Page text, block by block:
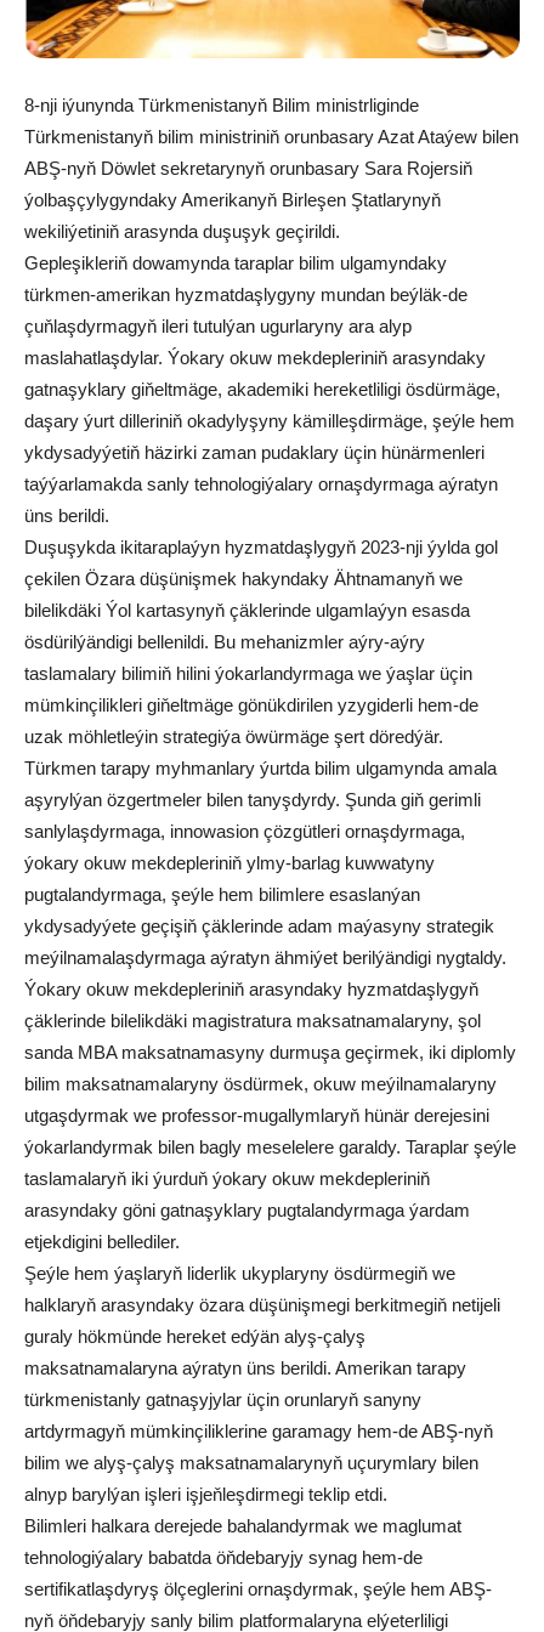
8-nji iýunynda Türkmenistanyň Bilim ministrliginde
Türkmenistanyň bilim ministriniň orunbasary Azat Ataýew bilen
ABŞ-nyň Döwlet sekretarynyň orunbasary Sara Rojersiň
ýolbaşçylygyndaky Amerikanyň Birleşen Ştatlarynyň
wekiliýetiniň arasynda duşuşyk geçirildi.
Gepleşikleriň dowamynda taraplar bilim ulgamyndaky
türkmen-amerikan hyzmatdaşlygyny mundan beýläk-de
çuňlaşdyrmagyň ileri tutulýan ugurlaryny ara alyp
maslahatlaşdylar. Ýokary okuw mekdepleriniň arasyndaky
gatnaşyklary giňeltmäge, akademiki hereketliligi ösdürmäge,
daşary ýurt dilleriniň okadylyşyny kämilleşdirmäge, şeýle hem
ykdysadyýetiň häzirki zaman pudaklary üçin hünärmenleri
taýýarlamakda sanly tehnologiýalary ornaşdyrmaga aýratyn
üns berildi.
Duşuşykda ikitaraplaýyn hyzmatdaşlygyň 2023-nji ýylda gol
çekilen Özara düşünişmek hakyndaky Ähtnamanyň we
bilelikdäki Ýol kartasynyň çäklerinde ulgamlaýyn esasda
ösdürilýändigi bellenildi. Bu mehanizmler aýry-aýry
taslamalary bilimiň hilini ýokarlandyrmaga we ýaşlar üçin
mümkinçilikleri giňeltmäge gönükdirilen yzygiderli hem-de
uzak möhletleýin strategiýa öwürmäge şert döredýär.
Türkmen tarapy myhmanlary ýurtda bilim ulgamynda amala
aşyrylýan özgertmeler bilen tanyşdyrdy. Şunda giň gerimli
sanlylaşdyrmaga, innowasion çözgütleri ornaşdyrmaga,
ýokary okuw mekdepleriniň ylmy-barlag kuwwatyny
pugtalandyrmaga, şeýle hem bilimlere esaslanýan
ykdysadyýete geçişiň çäklerinde adam maýasyny strategik
meýilnamalaşdyrmaga aýratyn ähmiýet berilýändigi nygtaldy.
Ýokary okuw mekdepleriniň arasyndaky hyzmatdaşlygyň
çäklerinde bilelikdäki magistratura maksatnamalaryny, şol
sanda MBA maksatnamasyny durmuşa geçirmek, iki diplomly
bilim maksatnamalaryny ösdürmek, okuw meýilnamalaryny
utgaşdyrmak we professor-mugallymlaryň hünär derejesini
ýokarlandyrmak bilen bagly meselelere garaldy. Taraplar şeýle
taslamalaryň iki ýurduň ýokary okuw mekdepleriniň
arasyndaky göni gatnaşyklary pugtalandyrmaga ýardam
etjekdigini bellediler.
Şeýle hem ýaşlaryň liderlik ukyplaryny ösdürmegiň we
halklaryň arasyndaky özara düşünişmegi berkitmegiň netijeli
guraly hökmünde hereket edýän alyş-çalyş
maksatnamalaryna aýratyn üns berildi. Amerikan tarapy
türkmenistanly gatnaşyjylar üçin orunlaryň sanyny
artdyrmagyň mümkinçiliklerine garamagy hem-de ABŞ-nyň
bilim we alyş-çalyş maksatnamalarynyň uçurymlary bilen
alnyp barylýan işleri işjeňleşdirmegi teklip etdi.
Bilimleri halkara derejede bahalandyrmak we maglumat
tehnologiýalary babatda öňdebaryjy synag hem-de
sertifikatlaşdyryş ölçeglerini ornaşdyrmak, şeýle hem ABŞ-
nyň öňdebaryjy sanly bilim platformalaryna elýeterliligi